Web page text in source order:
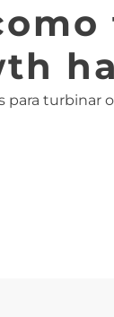
para turbinar